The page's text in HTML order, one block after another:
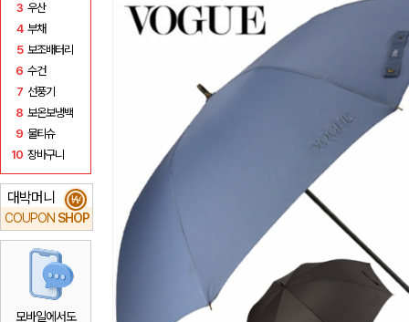
3 우산
4 부채
5 보조배터리
6 수건
7 선풍기
8 보온보냉백
9 물티슈
10 장바구니
대박머니
COUPON SHOP
₩
모바일에서도